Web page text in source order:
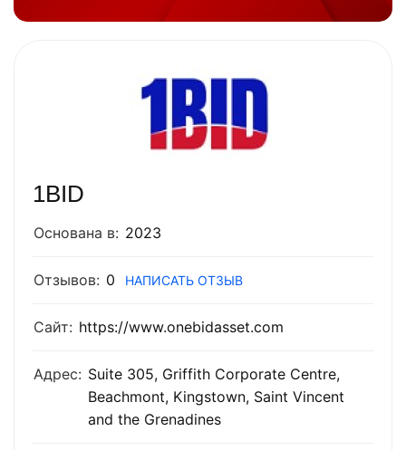
1BID
Основана в: 2023
Отзывов: 0 НАПИСАТЬ ОТЗЫВ
Сайт: https://www.onebidasset.com
Адрес: Suite 305, Griffith Corporate Centre,
Beachmont, Kingstown, Saint Vincent
and the Grenadines